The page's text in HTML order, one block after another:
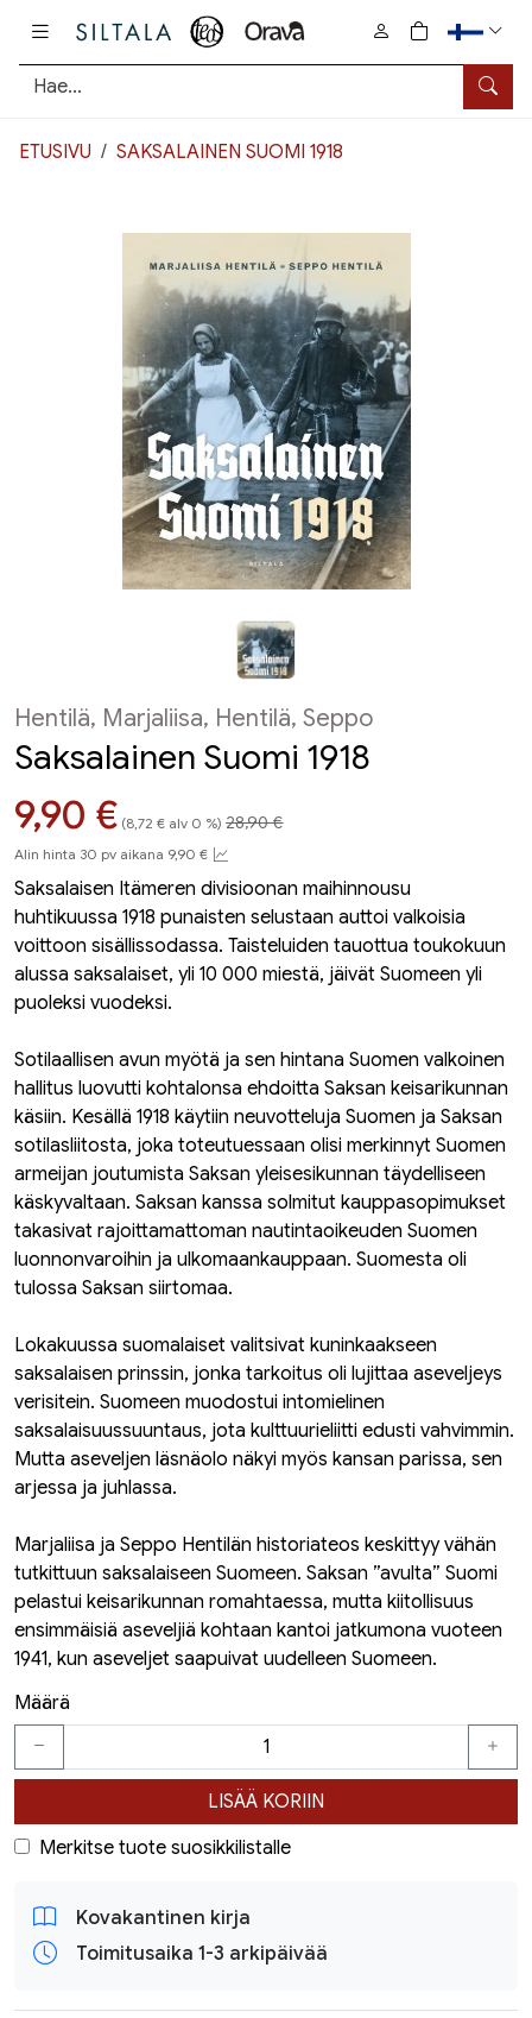
Hae
0
tuotetta
ETUSIVU SAKSALAINEN SUOMI 1918
Hentilä, Marjaliisa, Hentilä, Seppo
Saksalainen Suomi 1918
Hinta nyt
9,90 € (8,72 € alv 0 %) 28,90 €
Alin hinta 30 pv aikana 9,90 €
Saksalaisen Itämeren divisioonan maihinnousu
huhtikuussa 1918 punaisten selustaan auttoi valkoisia
voittoon sisällissodassa. Taisteluiden tauottua toukokuun
alussa saksalaiset, yli 10 000 miestä, jäivät Suomeen yli
puoleksi vuodeksi.
Sotilaallisen avun myötä ja sen hintana Suomen valkoinen
hallitus luovutti kohtalonsa ehdoitta Saksan keisarikunnan
käsiin. Kesällä 1918 käytiin neuvotteluja Suomen ja Saksan
sotilasliitosta, joka toteutuessaan olisi merkinnyt Suomen
armeijan joutumista Saksan yleisesikunnan täydelliseen
käskyvaltaan. Saksan kanssa solmitut kauppasopimukset
takasivat rajoittamattoman nautintaoikeuden Suomen
luonnonvaroihin ja ulkomaankauppaan. Suomesta oli
tulossa Saksan siirtomaa.
Lokakuussa suomalaiset valitsivat kuninkaakseen
saksalaisen prinssin, jonka tarkoitus oli lujittaa aseveljeys
verisitein. Suomeen muodostui intomielinen
saksalaisuussuuntaus, jota kulttuurieliitti edusti vahvimmin.
Mutta aseveljen läsnäolo näkyi myös kansan parissa, sen
arjessa ja juhlassa.
Marjaliisa ja Seppo Hentilän historiateos keskittyy vähän
tutkittuun saksalaiseen Suomeen. Saksan ”avulta” Suomi
pelastui keisarikunnan romahtaessa, mutta kiitollisuus
ensimmäisiä aseveljiä kohtaan kantoi jatkumona vuoteen
1941, kun aseveljet saapuivat uudelleen Suomeen.
Määrä
LISÄÄ KORIIN
Merkitse tuote suosikkilistalle
Kovakantinen kirja
Toimitusaika 1-3 arkipäivää